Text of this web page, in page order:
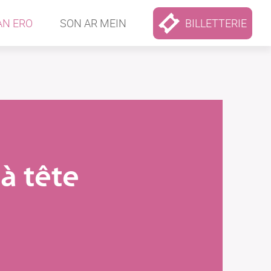
ERO SON AR MEIN BILLETTERIE
tête